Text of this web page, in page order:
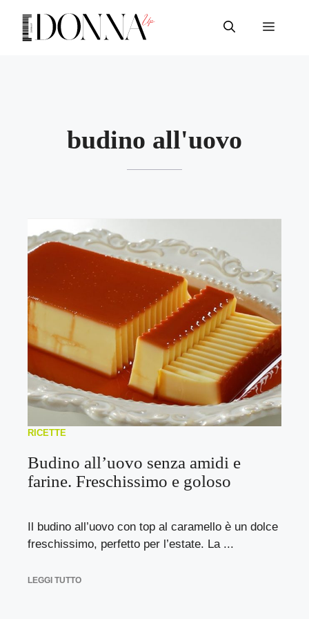
contenuto
Menu
budino all'uovo
RICETTE
Budino all’uovo senza amidi e
farine. Freschissimo e goloso
Il budino all’uovo con top al caramello è un dolce
freschissimo, perfetto per l’estate. La ...
LEGGI TUTTO